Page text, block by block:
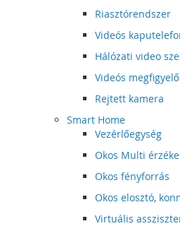
Riasztórendszer
Videós
Hálózati video
Videós
Rejtett kamera
Smart Home
Vezérlőegység
Okos Multi
Okos fényforrás
Okos elosztó,
Virtuális